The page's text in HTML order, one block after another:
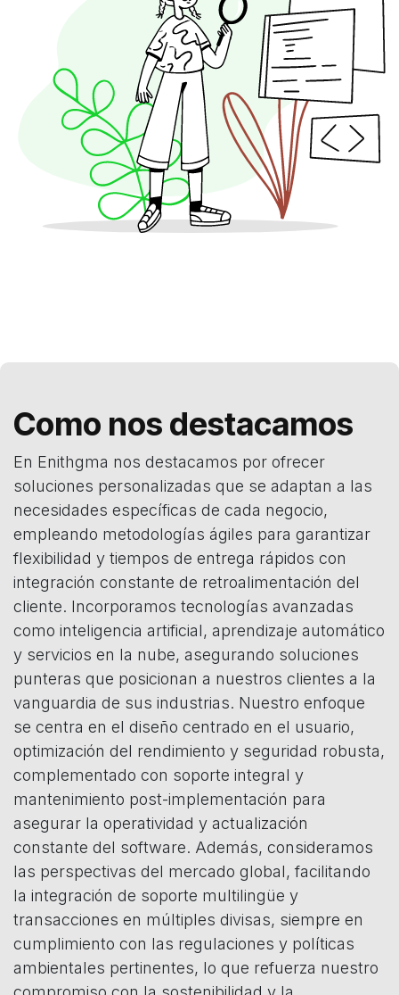
Como nos destacamos
En Enithgma nos destacamos por ofrecer
soluciones personalizadas que se adaptan a las
necesidades específicas de cada negocio,
empleando metodologías ágiles para garantizar
flexibilidad y tiempos de entrega rápidos con
integración constante de retroalimentación del
cliente. Incorporamos tecnologías avanzadas
como inteligencia artificial, aprendizaje automático
y servicios en la nube, asegurando soluciones
punteras que posicionan a nuestros clientes a la
vanguardia de sus industrias. Nuestro enfoque
se centra en el diseño centrado en el usuario,
optimización del rendimiento y seguridad robusta,
complementado con soporte integral y
mantenimiento post-implementación para
asegurar la operatividad y actualización
constante del software. Además, consideramos
las perspectivas del mercado global, facilitando
la integración de soporte multilingüe y
transacciones en múltiples divisas, siempre en
cumplimiento con las regulaciones y políticas
ambientales pertinentes, lo que refuerza nuestro